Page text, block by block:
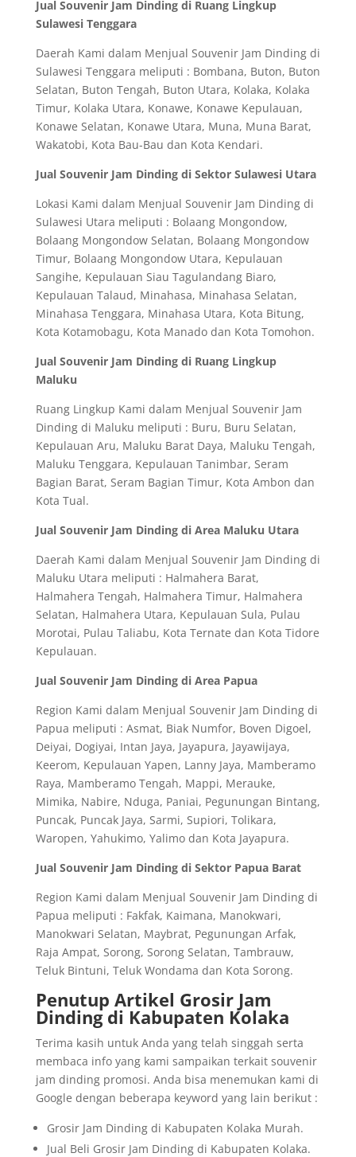
Jual Souvenir Jam Dinding di Ruang Lingkup
Sulawesi Tenggara
Daerah Kami dalam Menjual Souvenir Jam Dinding di
Sulawesi Tenggara meliputi : Bombana, Buton, Buton
Selatan, Buton Tengah, Buton Utara, Kolaka, Kolaka
Timur, Kolaka Utara, Konawe, Konawe Kepulauan,
Konawe Selatan, Konawe Utara, Muna, Muna Barat,
Wakatobi, Kota Bau-Bau dan Kota Kendari.
Jual Souvenir Jam Dinding di Sektor Sulawesi Utara
Lokasi Kami dalam Menjual Souvenir Jam Dinding di
Sulawesi Utara meliputi : Bolaang Mongondow,
Bolaang Mongondow Selatan, Bolaang Mongondow
Timur, Bolaang Mongondow Utara, Kepulauan
Sangihe, Kepulauan Siau Tagulandang Biaro,
Kepulauan Talaud, Minahasa, Minahasa Selatan,
Minahasa Tenggara, Minahasa Utara, Kota Bitung,
Kota Kotamobagu, Kota Manado dan Kota Tomohon.
Jual Souvenir Jam Dinding di Ruang Lingkup
Maluku
Ruang Lingkup Kami dalam Menjual Souvenir Jam
Dinding di Maluku meliputi : Buru, Buru Selatan,
Kepulauan Aru, Maluku Barat Daya, Maluku Tengah,
Maluku Tenggara, Kepulauan Tanimbar, Seram
Bagian Barat, Seram Bagian Timur, Kota Ambon dan
Kota Tual.
Jual Souvenir Jam Dinding di Area Maluku Utara
Daerah Kami dalam Menjual Souvenir Jam Dinding di
Maluku Utara meliputi : Halmahera Barat,
Halmahera Tengah, Halmahera Timur, Halmahera
Selatan, Halmahera Utara, Kepulauan Sula, Pulau
Morotai, Pulau Taliabu, Kota Ternate dan Kota Tidore
Kepulauan.
Jual Souvenir Jam Dinding di Area Papua
Region Kami dalam Menjual Souvenir Jam Dinding di
Papua meliputi : Asmat, Biak Numfor, Boven Digoel,
Deiyai, Dogiyai, Intan Jaya, Jayapura, Jayawijaya,
Keerom, Kepulauan Yapen, Lanny Jaya, Mamberamo
Raya, Mamberamo Tengah, Mappi, Merauke,
Mimika, Nabire, Nduga, Paniai, Pegunungan Bintang,
Puncak, Puncak Jaya, Sarmi, Supiori, Tolikara,
Waropen, Yahukimo, Yalimo dan Kota Jayapura.
Jual Souvenir Jam Dinding di Sektor Papua Barat
Region Kami dalam Menjual Souvenir Jam Dinding di
Papua meliputi : Fakfak, Kaimana, Manokwari,
Manokwari Selatan, Maybrat, Pegunungan Arfak,
Raja Ampat, Sorong, Sorong Selatan, Tambrauw,
Teluk Bintuni, Teluk Wondama dan Kota Sorong.
Penutup Artikel Grosir Jam
Dinding di Kabupaten Kolaka
Terima kasih untuk Anda yang telah singgah serta
membaca info yang kami sampaikan terkait souvenir
jam dinding promosi. Anda bisa menemukan kami di
Google dengan beberapa keyword yang lain berikut :
Grosir Jam Dinding di Kabupaten Kolaka Murah.
Jual Beli Grosir Jam Dinding di Kabupaten Kolaka.